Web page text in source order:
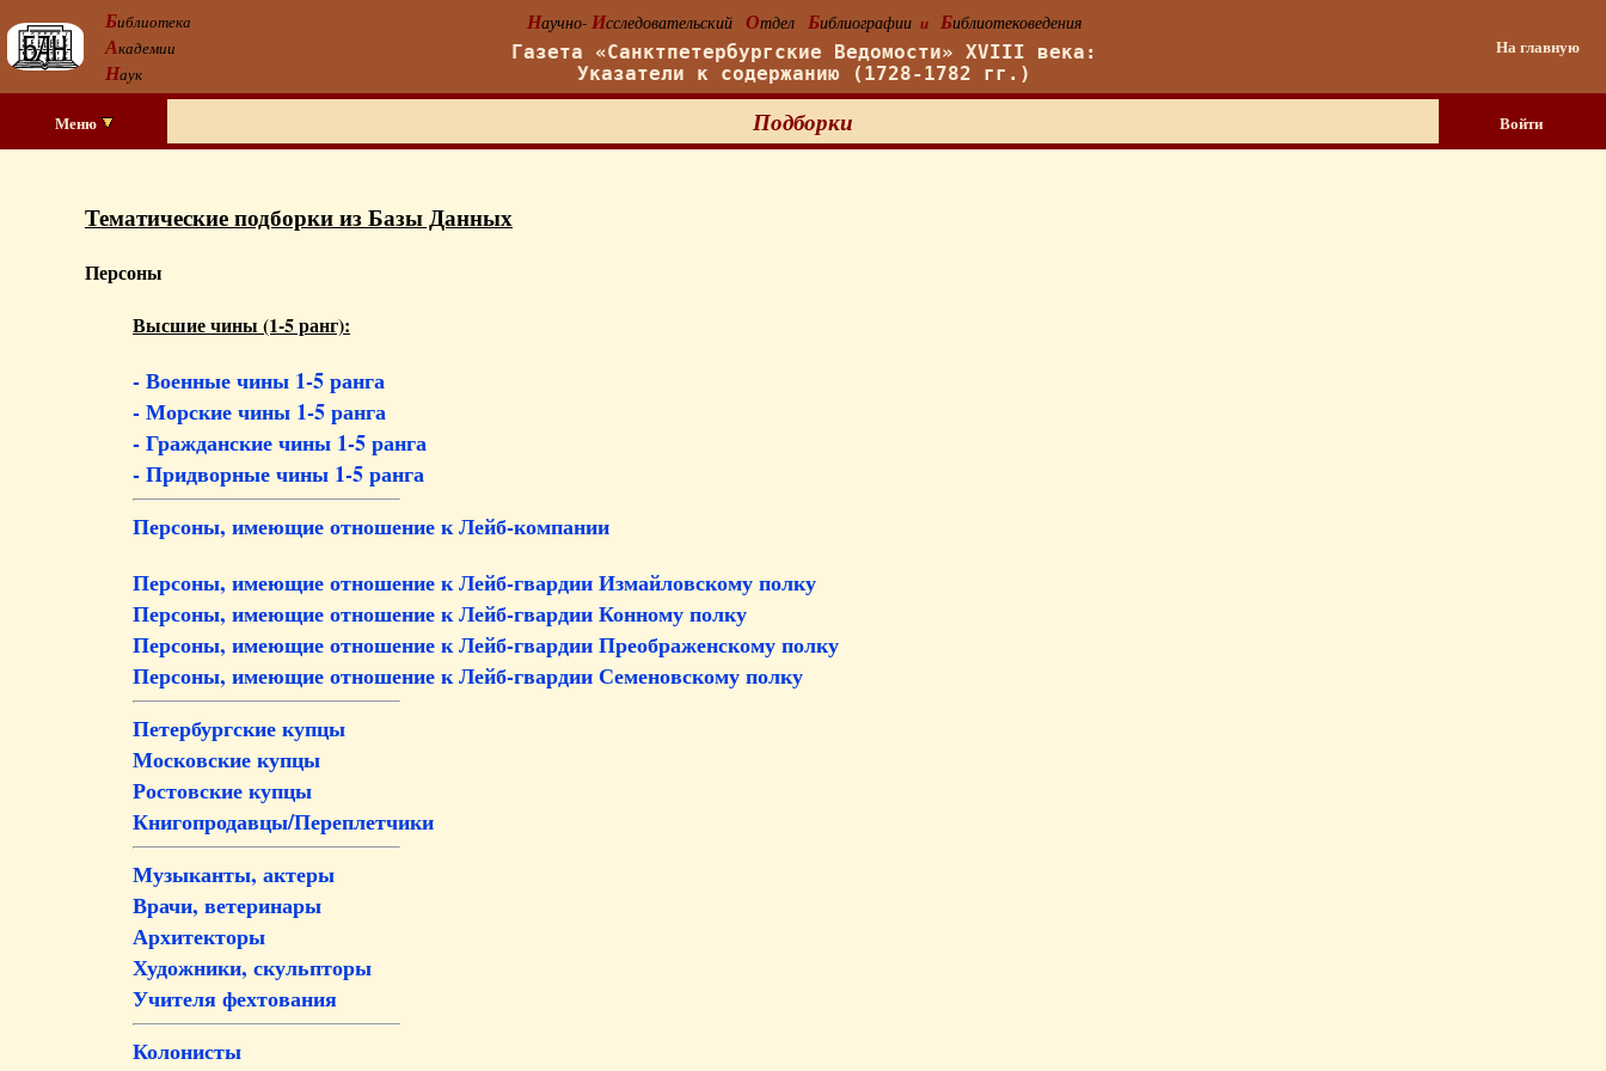
Библиотека
Академии
Наук
Научно- Исследовательский Отдел Библиографии и Библиотековедения
Газета «Санктпетербургские Ведомости» XVIII века:
Указатели к содержанию (1728-1782 гг.)
На главную
Меню Подборки Войти
Тематические подборки из Базы Данных
Персоны
Высшие чины (1-5 ранг):
- Военные чины 1-5 ранга
- Морские чины 1-5 ранга
- Гражданские чины 1-5 ранга
- Придворные чины 1-5 ранга
Персоны, имеющие отношение к Лейб-компании
Персоны, имеющие отношение к Лейб-гвардии Измайловскому полку
Персоны, имеющие отношение к Лейб-гвардии Конному полку
Персоны, имеющие отношение к Лейб-гвардии Преображенскому полку
Персоны, имеющие отношение к Лейб-гвардии Семеновскому полку
Петербургские купцы
Московские купцы
Ростовские купцы
Книгопродавцы/Переплетчики
Музыканты, актеры
Врачи, ветеринары
Архитекторы
Художники, скульпторы
Учителя фехтования
Колонисты